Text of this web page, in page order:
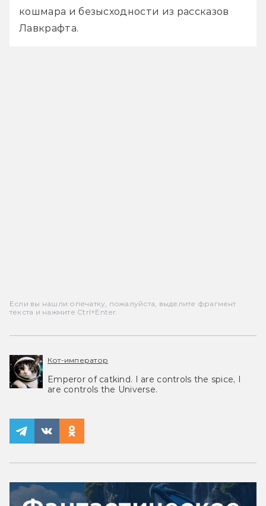
кошмара и безысходности из рассказов
Лавкрафта.
Если вы нашли опечатку, пожалуйста, выделите фрагмент
текста и нажмите Ctrl+Enter.
Кот-император
Emperor of catkind. I are controls the spice, I
are controls the Universe.